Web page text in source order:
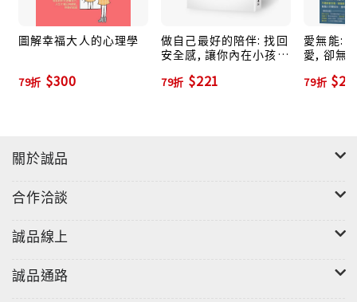
要停下的是「模式」，而非終止「關係」！
──看不見的血緣使彼此的情緒更糾結？
對於家人的要求或期待，從不敢拒絕；想離家去實踐目
分離情緒。
──伴侶問題老是搞不定？
無用；伴侶事事依賴你，把你當作提款機或工具人。想
該忍耐的不是對方，而是「受不了」的自己。
圖解幸福大人的心理學
79折 $300
做自己最好的陪伴: 找回
安全感, 讓你內在小孩不
堂課
79折 $221
愛無能:
愛, 卻無
79折
關於誠品
合作洽談
誠品線上
誠品通路